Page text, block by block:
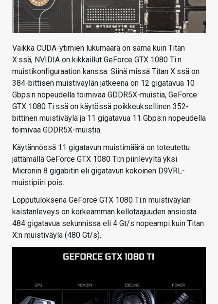
Vaikka CUDA-ytimien lukumäärä on sama kuin Titan
X:ssä, NVIDIA on kikkaillut GeForce GTX 1080 Ti:n
muistikonfiguraation kanssa. Siinä missä Titan X:ssä on
384-bittisen muistiväylän jatkeena on 12 gigatavua 10
Gbps:n nopeudella toimivaa GDDR5X-muistia, GeForce
GTX 1080 Ti:ssä on käytössä poikkeuksellinen 352-
bittinen muistiväylä ja 11 gigatavua 11 Gbps:n nopeudella
toimivaa GDDR5X-muistia.
Käytännössä 11 gigatavun muistimäärä on toteutettu
jättämällä GeForce GTX 1080 Ti:n piirilevyltä yksi
Micronin 8 gigabitin eli gigatavun kokoinen D9VRL-
muistipiiri pois.
Lopputuloksena GeForce GTX 1080 Ti:n muistiväylän
kaistanleveys on korkeamman kellotaajuuden ansiosta
484 gigatavua sekunnissa eli 4 Gt/s nopeampi kuin Titan
X:n muistiväylä (480 Gt/s).